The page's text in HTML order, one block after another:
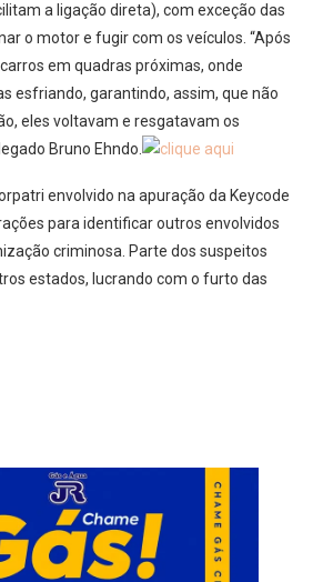
a ligação direta), com exceção das
o motor e fugir com os veículos. “Após
em quadras próximas, onde
esfriando, garantindo, assim, que não
eles voltavam e resgatavam os
Bruno Ehndo.
envolvido na apuração da Keycode
para identificar outros envolvidos
criminosa. Parte dos suspeitos
estados, lucrando com o furto das